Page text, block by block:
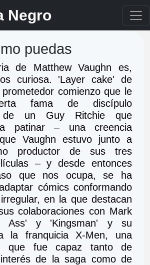
Negro
puedas
de Matthew Vaughn es,
curiosa. 'Layer cake' de
comienzo que le
fama de discípulo
de un Guy Ritchie que
a patinar – una creencia
Vaughn estuvo junto a
productor de sus tres
– y desde entonces
que nos ocupa, se ha
cómics conformando
en la que destacan
colaboraciones con Mark
Ass' y 'Kingsman' y su
la franquicia X-Men, una
que fue capaz tanto de
de la saga como de